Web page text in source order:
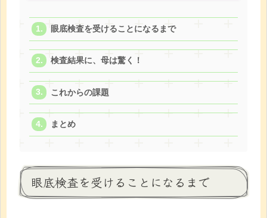
眼底検査を受けることになるまで
検査結果に、母は驚く！
これからの課題
まとめ
眼底検査を受けることになるまで